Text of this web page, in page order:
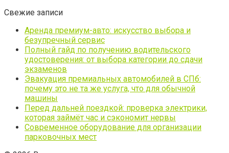
Свежие записи
Аренда премиум-авто: искусство выбора и
безупречный сервис
Полный гайд по получению водительского
удостоверения: от выбора категории до сдачи
экзаменов
Эвакуация премиальных автомобилей в СПб:
почему это не та же услуга, что для обычной
машины
Перед дальней поездкой: проверка электрики,
которая займёт час и сэкономит нервы
Современное оборудование для организации
парковочных мест